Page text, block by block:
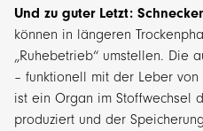
Und zu guter Letzt:
können in längeren
„Ruhebetrieb“ umstellen. Die
– funktionell mit der Leber
ist ein Organ im Stoffwechsel
produziert und der